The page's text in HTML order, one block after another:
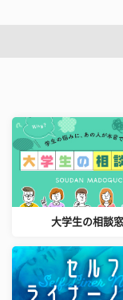
大学生の相談